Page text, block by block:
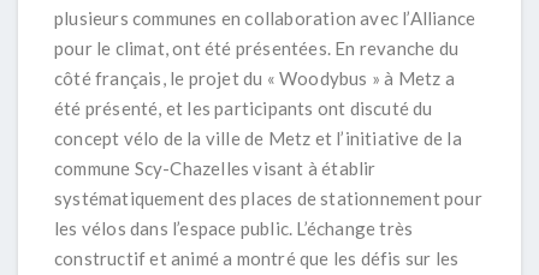
plusieurs communes en collaboration avec l’Alliance
pour le climat, ont été présentées. En revanche du
côté français, le projet du « Woodybus » à Metz a
été présenté, et les participants ont discuté du
concept vélo de la ville de Metz et l’initiative de la
commune Scy-Chazelles visant à établir
systématiquement des places de stationnement pour
les vélos dans l’espace public. L’échange très
constructif et animé a montré que les défis sur les